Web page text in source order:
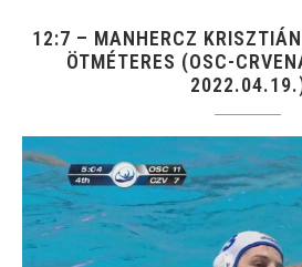
12:7 – MANHERCZ
ÖTMÉTERES (OSC-